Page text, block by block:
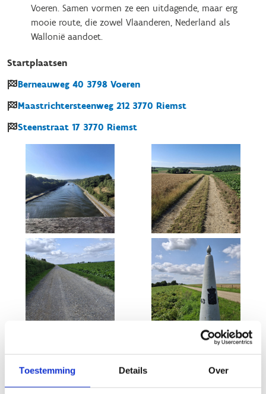
Toestemming Details Over
Voeren. Samen vormen ze een uitdagende, maar erg
mooie route, die zowel Vlaanderen, Nederland als
Wallonië aandoet.
Startplaatsen
Berneauweg 40 3798 Voeren
Maastrichtersteenweg 212 3770 Riemst
Steenstraat 17 3770 Riemst